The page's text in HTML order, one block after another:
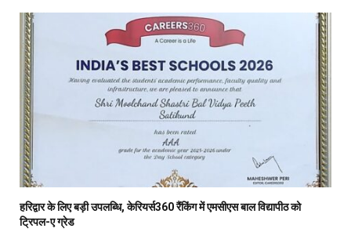
हरिद्वार के लिए बड़ी उपलब्धि, केरियर्स360 रैंकिंग में एमसीएस बाल विद्यापीठ को
ट्रिपल-ए ग्रेड